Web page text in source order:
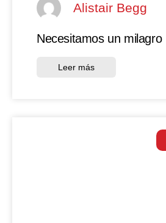
Alistair Begg
Necesitamos un milagro
Leer más